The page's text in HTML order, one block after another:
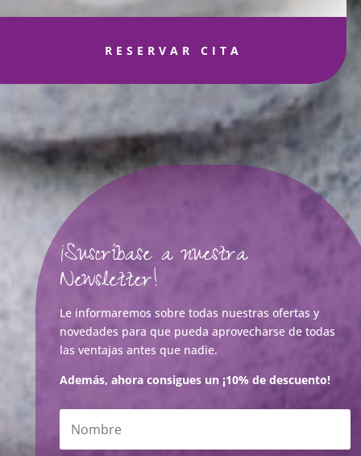
RESERVAR CITA
¡Suscríbase a nuestra
Newsletter!
Le informaremos sobre todas nuestras ofertas y
novedades para que pueda aprovecharse de todas
las ventajas antes que nadie.
Además, ahora consigues un ¡10% de descuento!